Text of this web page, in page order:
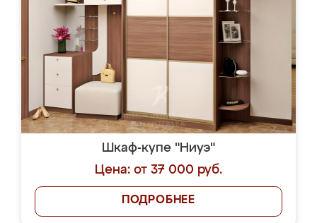
Шкаф-купе "Ниуэ"
Цена: от 37 000 руб.
ПОДРОБНЕЕ